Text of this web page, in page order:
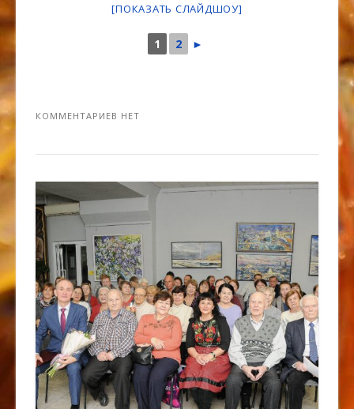
[ПОКАЗАТЬ СЛАЙДШОУ]
1 2 ►
КОММЕНТАРИЕВ НЕТ